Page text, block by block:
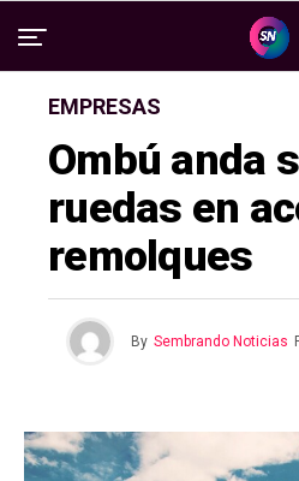
EMPRESAS
Ombú anda
ruedas en
remolques
By Sembrando Noticias